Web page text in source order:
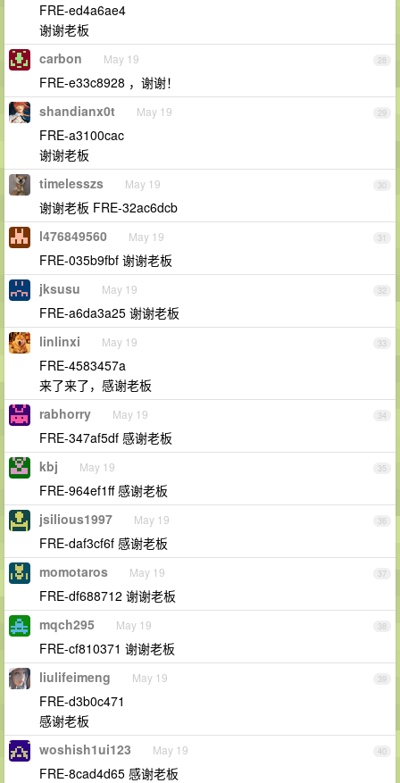
FRE-ed4a6ae4
谢谢老板
28
carbon May 19
FRE-e33c8928 ，谢谢！
29
shandianx0t May 19
FRE-a3100cac
谢谢老板
30
timelesszs May 19
谢谢老板 FRE-32ac6dcb
31
l476849560 May 19
FRE-035b9fbf 谢谢老板
32
jksusu May 19
FRE-a6da3a25 谢谢老板
33
linlinxi May 19
FRE-4583457a
来了来了，感谢老板
34
rabhorry May 19
FRE-347af5df 感谢老板
35
kbj May 19
FRE-964ef1ff 感谢老板
36
jsilious1997 May 19
FRE-daf3cf6f 感谢老板
37
momotaros May 19
FRE-df688712 谢谢老板
38
mqch295 May 19
FRE-cf810371 谢谢老板
39
liulifeimeng May 19
FRE-d3b0c471
感谢老板
40
woshish1ui123 May 19
FRE-8cad4d65 感谢老板